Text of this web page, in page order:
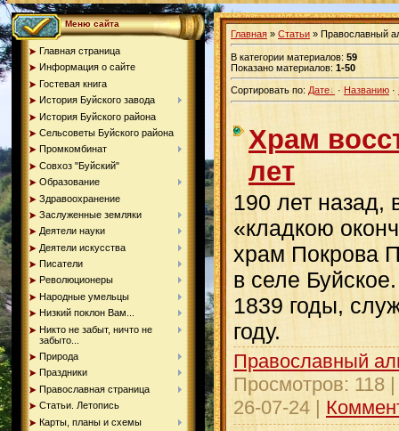
Меню сайта
Главная страница
Информация о сайте
Гостевая книга
История Буйского завода
История Буйского района
Сельсоветы Буйского района
Промкомбинат
Совхоз "Буйский"
Образование
Здравоохранение
Заслуженные земляки
Деятели науки
Деятели искусства
Писатели
Революционеры
Народные умельцы
Низкий поклон Вам...
Никто не забыт, ничто не
забыто...
Природа
Праздники
Православная страница
Статьи. Летопись
Карты, планы и схемы
Главная » Статьи » Православный
В категории материалов: 59
Показано материалов: 1-50
Сортировать по: Дате · Названию ·
Храм
лет
190 лет назад,
«кладкою
храм Покрова
в селе
1839 годы,
году.
Православный
Просмотров: 118
26-07-24 |